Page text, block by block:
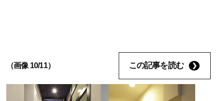
（画像 10/11） この記事を読む